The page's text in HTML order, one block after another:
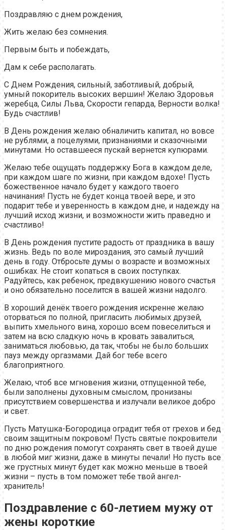
Поздравляю с днем рождения,
Жить желаю без сомнения.
Первым быть и побеждать,
Дам к себе располагать.
С Днем Рождения, сильный, заботливый, добрый,
умный покоритель высоких вершин! Желаю Здоровья
жеребца, Силы Льва, Скорости гепарда, Верности волка!
Будь счастлив!
В День рождения желаю обналичить капитал, но вовсе
не рублями, а поцелуями, признаниями и сказочными
минутами. Но оставшееся пускай вернется купюрами.
Желаю тебе ощущать поддержку Бога в каждом деле,
при каждом шаге по жизни, при каждом вдохе! Пусть
божественное начало будет у каждого твоего
начинания! Пусть не будет конца твоей вере, и это
подарит тебе и уверенность в каждом дне, и надежду на
лучший исход жизни, и возможности жить праведно и
счастливо!
В День рождения пустите радость от праздника в вашу
жизнь. Ведь по воле мироздания, это самый лучший
день в году. Отбросьте думы о возрасте и возможных
ошибках. Не стоит копаться в своих поступках.
Радуйтесь, как ребенок, предвкушению нового счастья
и оно обязательно поселится в вашей жизни надолго.
В хороший денёк твоего рождения искренне желаю
оторваться по полной, пригласить любимых друзей,
выпить хмельного вина, хорошо всем повеселиться и
затем на всю сладкую ночь в кровать завалиться,
заниматься любовью, да так, чтобы не было больших
пауз между оргазмами. Дай бог тебе всего
благоприятного.
Желаю, чтоб все мгновения жизни, отпущенной тебе,
были заполнены духовным смыслом, пронизаны
присутствием совершенства и излучали великое добро
и свет.
Пусть Матушка-Богородица оградит тебя от грехов и бед
своим защитным покровом! Пусть святые покровители
по дню рождения помогут сохранять свет в твоей душе
в любой миг жизни, даже в минуты печали! Но пусть все
же грустных минут будет как можно меньше в твоей
жизни – пусть в том поможет тебе твой ангел-
хранитель!
Поздравление с 60-летием мужу от
жены короткие